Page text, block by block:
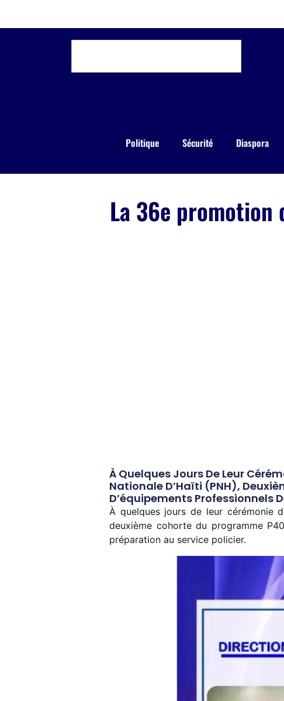
Politique Sécurité Diaspora
La 36e promotion
À Quelques Jours De Leur
Nationale D’Haïti (PNH),
D’équipements Professionnels
À quelques jours de leur cérémonie
deuxième cohorte du programme
préparation au service policier.